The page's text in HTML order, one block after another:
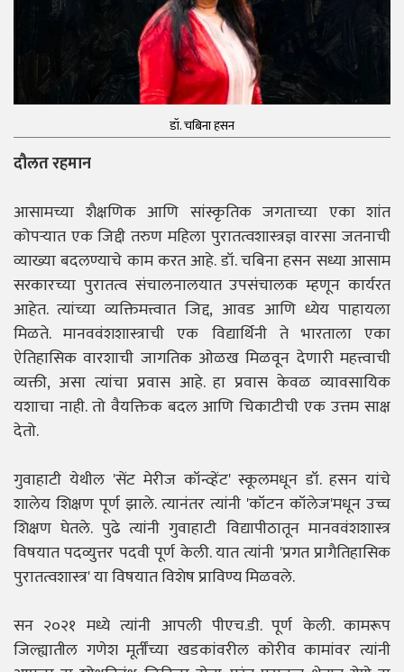
डॉ. चबिना हसन
दौलत रहमान
आसामच्या शैक्षणिक आणि सांस्कृतिक जगताच्या एका शांत
कोपऱ्यात एक जिद्दी तरुण महिला पुरातत्वशास्त्रज्ञ वारसा जतनाची
व्याख्या बदलण्याचे काम करत आहे. डॉ. चबिना हसन सध्या आसाम
सरकारच्या पुरातत्व संचालनालयात उपसंचालक म्हणून कार्यरत
आहेत. त्यांच्या व्यक्तिमत्त्वात जिद्द, आवड आणि ध्येय पाहायला
मिळते. मानववंशशास्त्राची एक विद्यार्थिनी ते भारताला एका
ऐतिहासिक वारशाची जागतिक ओळख मिळवून देणारी महत्त्वाची
व्यक्ती, असा त्यांचा प्रवास आहे. हा प्रवास केवळ व्यावसायिक
यशाचा नाही. तो वैयक्तिक बदल आणि चिकाटीची एक उत्तम साक्ष
देतो.
गुवाहाटी येथील 'सेंट मेरीज कॉन्व्हेंट' स्कूलमधून डॉ. हसन यांचे
शालेय शिक्षण पूर्ण झाले. त्यानंतर त्यांनी 'कॉटन कॉलेज'मधून उच्च
शिक्षण घेतले. पुढे त्यांनी गुवाहाटी विद्यापीठातून मानववंशशास्त्र
विषयात पदव्युत्तर पदवी पूर्ण केली. यात त्यांनी 'प्रगत प्रागैतिहासिक
पुरातत्वशास्त्र' या विषयात विशेष प्राविण्य मिळवले.
सन २०२१ मध्ये त्यांनी आपली पीएच.डी. पूर्ण केली. कामरूप
जिल्ह्यातील गणेश मूर्तींच्या खडकांवरील कोरीव कामांवर त्यांनी